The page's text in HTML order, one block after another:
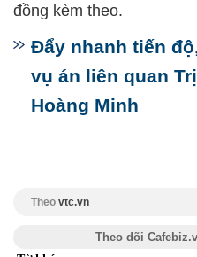
đồng kèm theo.
Đẩy nhanh tiến
vụ án liên quan
Hoàng Minh
Theo vtc.vn
Theo dõi